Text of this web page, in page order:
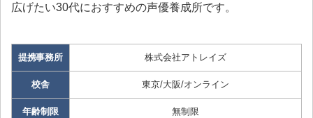
広げたい30代におすすめの声優養成所です。
提携事務所 株式会社アトレイズ
校舎 東京/大阪/オンライン
年齢制限 無制限